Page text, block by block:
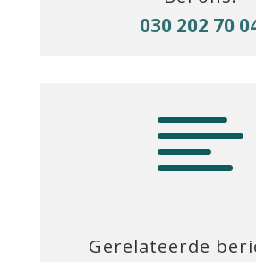
030 202 70

Gerelateerde